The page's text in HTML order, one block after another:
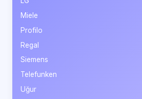
Miele
Profilo
Regal
Siemens
Telefunken
Uğur